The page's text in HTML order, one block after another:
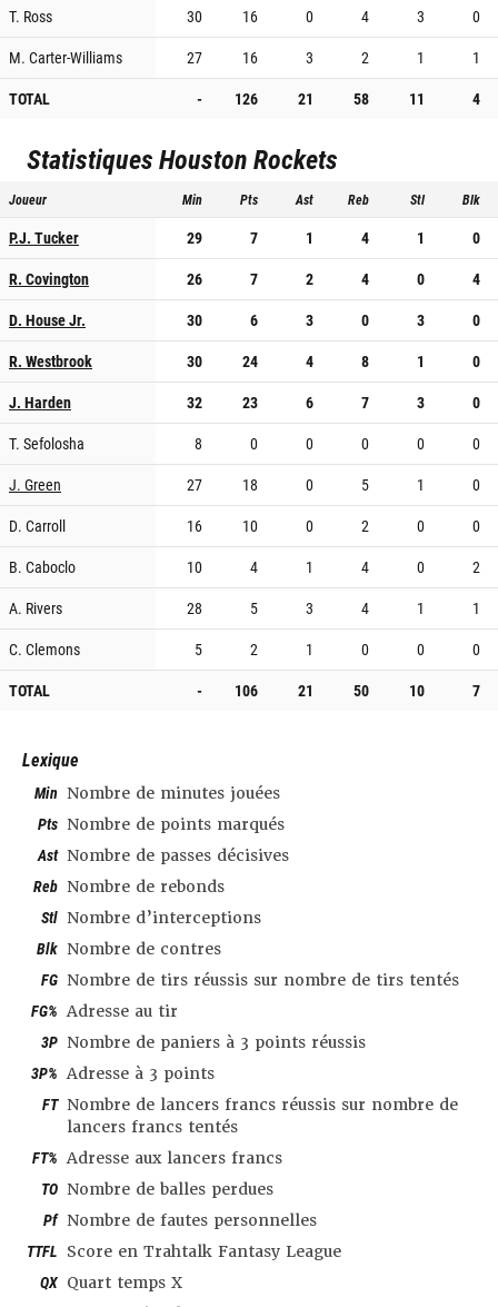
T. Ross
30 16 0 4 3
0
M. Carter-Williams
27 16 3 2 1
1
TOTAL
- 126 21 58 11 4
StatistiquesHouston Rockets
Joueur Min Pts Ast Reb Stl Blk
P.J. Tucker 29 7 1 4 1
0
R. Covington
26 7 2 4 0
4
D. House Jr.
30 6 3 0 3
0
R. Westbrook
30 24 4 8 1
0
J. Harden
32 23 6 7 3
0
T. Sefolosha
8 0 0 0 0
0
J. Green
27 18 0 5 1
0
D. Carroll
16 10 0 2 0
0
B. Caboclo
10 4 1 4 0
2
A. Rivers
28 5 3 4 1
1
C. Clemons
5 2 1 0 0
0
TOTAL
- 106 21 50 10 7
Lexique
Min Nombre de minutes jouées
Pts Nombre de points marqués
Ast Nombre de passes décisives
Reb Nombre de rebonds
Stl Nombre d’interceptions
Blk Nombre de contres
FG Nombre de tirs réussis sur nombre de tirs tentés
FG% Adresse au tir
3P Nombre de paniers à 3 points réussis
3P% Adresse à 3 points
FT Nombre de lancers francs réussis sur nombre de
lancers francs tentés
FT% Adresse aux lancers francs
TO Nombre de balles perdues
Pf Nombre de fautes personnelles
TTFL Score en Trahtalk Fantasy League
QX Quart temps X